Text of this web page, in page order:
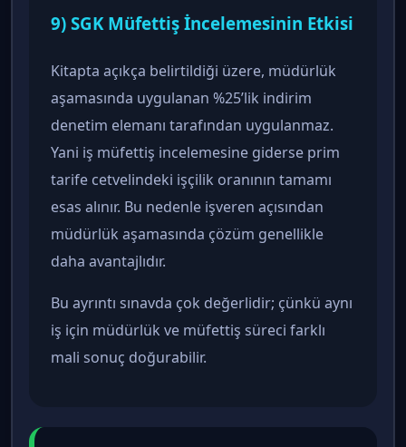
9) SGK Müfettiş İncelemesinin Etkisi
Kitapta açıkça belirtildiği üzere, müdürlük
aşamasında uygulanan %25’lik indirim
denetim elemanı tarafından uygulanmaz.
Yani iş müfettiş incelemesine giderse prim
tarife cetvelindeki işçilik oranının tamamı
esas alınır. Bu nedenle işveren açısından
müdürlük aşamasında çözüm genellikle
daha avantajlıdır.
Bu ayrıntı sınavda çok değerlidir; çünkü aynı
iş için müdürlük ve müfettiş süreci farklı
mali sonuç doğurabilir.